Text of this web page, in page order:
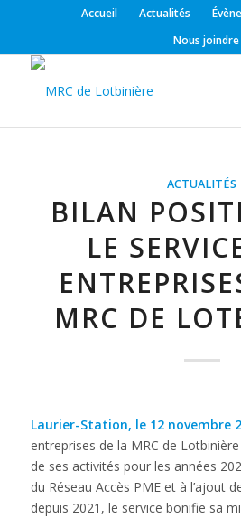
Accueil Actualités
Nous joindre
ACTUALITÉS
BILAN
LE
MRC DE
Laurier-Station, le 12 novembre
entreprises de la MRC de
de ses activités pour les années
du Réseau Accès PME et à l’ajout
depuis 2021, le service bonifie sa